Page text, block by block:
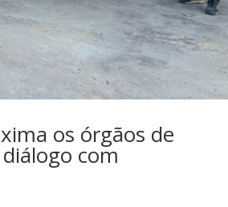
os órgãos de
com